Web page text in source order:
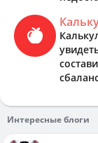
Интересные блоги